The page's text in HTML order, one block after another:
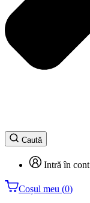
Caută
Intră în cont
Coșul meu (0)